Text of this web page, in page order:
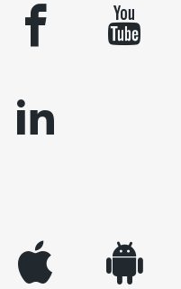
facebook youtube
linkedin
appleinc android